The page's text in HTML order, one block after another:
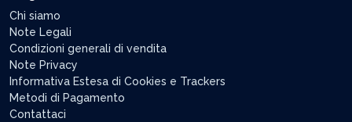
Chi siamo
Note Legali
Condizioni generali di vendita
Note Privacy
Informativa Estesa di Cookies e Trackers
Metodi di Pagamento
Contattaci